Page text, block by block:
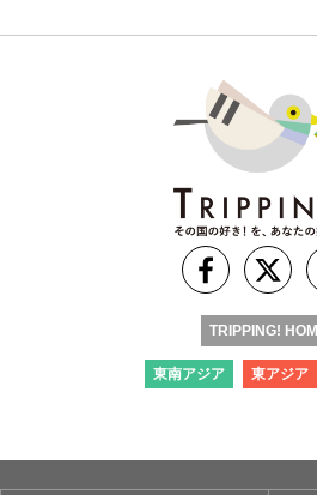
TRIPPING!
東南アジア 東アジア